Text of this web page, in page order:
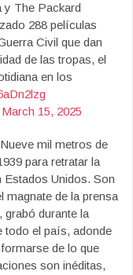
y The Packard
288 películas
Civil que dan
de las tropas, el
en los
March 15, 2025
mil metros de
para retratar la
Estados Unidos. Son
magnate de la prensa
grabó durante la
todo el país, adonde
de lo que
son inéditas,